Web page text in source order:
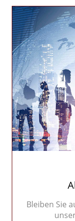
Bleiben Sie